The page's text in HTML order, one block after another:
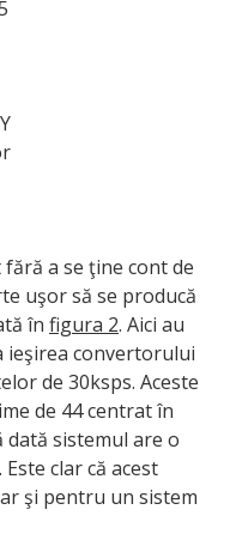
a se ţine cont de
uşor să se producă
în figura 2. Aici au
ieşirea convertorului
de 30ksps. Aceste
de 44 centrat în
dată sistemul are o
clar că acest
şi pentru un sistem